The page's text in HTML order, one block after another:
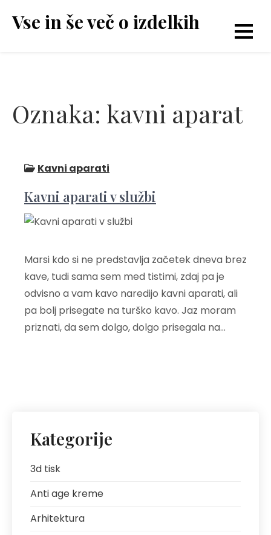
Vse in še več o izdelkih
Oznaka: kavni aparat
Kavni aparati
Kavni aparati v službi
Marsi kdo si ne predstavlja začetek dneva brez
kave, tudi sama sem med tistimi, zdaj pa je
odvisno a vam kavo naredijo kavni aparati, ali
pa bolj prisegate na turško kavo. Jaz moram
priznati, da sem dolgo, dolgo prisegala na…
Kategorije
3d tisk
Anti age kreme
Arhitektura